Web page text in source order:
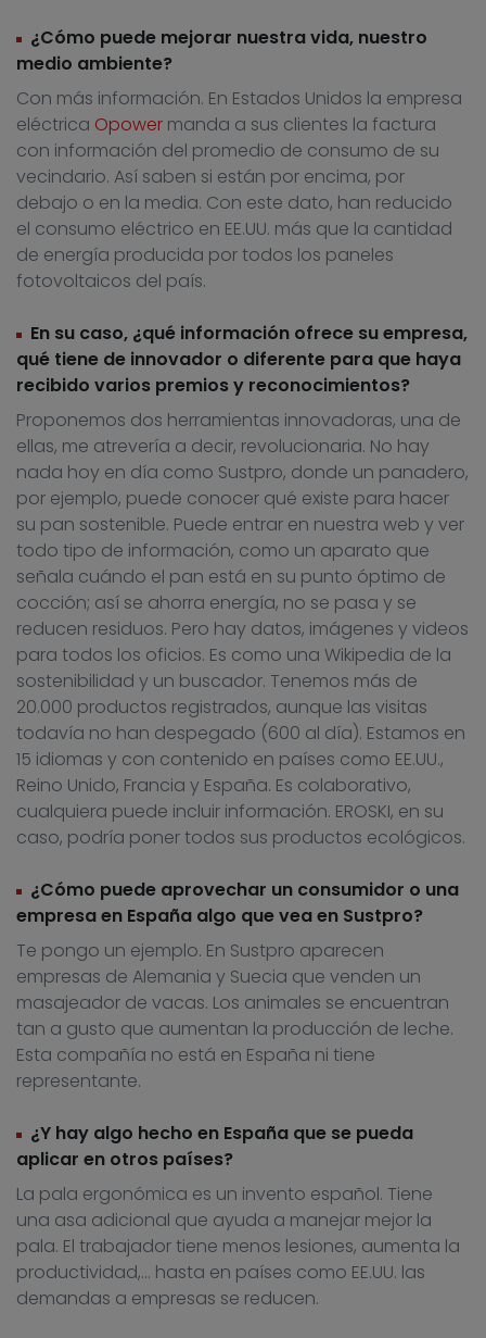
¿Cómo puede mejorar nuestra vida, nuestro
medio ambiente?
Con más información. En Estados Unidos la empresa
eléctrica Opower manda a sus clientes la factura
con información del promedio de consumo de su
vecindario. Así saben si están por encima, por
debajo o en la media. Con este dato, han reducido
el consumo eléctrico en EE.UU. más que la cantidad
de energía producida por todos los paneles
fotovoltaicos del país.
En su caso, ¿qué información ofrece su empresa,
qué tiene de innovador o diferente para que haya
recibido varios premios y reconocimientos?
Proponemos dos herramientas innovadoras, una de
ellas, me atrevería a decir, revolucionaria. No hay
nada hoy en día como Sustpro, donde un panadero,
por ejemplo, puede conocer qué existe para hacer
su pan sostenible. Puede entrar en nuestra web y ver
todo tipo de información, como un aparato que
señala cuándo el pan está en su punto óptimo de
cocción; así se ahorra energía, no se pasa y se
reducen residuos. Pero hay datos, imágenes y videos
para todos los oficios. Es como una Wikipedia de la
sostenibilidad y un buscador. Tenemos más de
20.000 productos registrados, aunque las visitas
todavía no han despegado (600 al día). Estamos en
15 idiomas y con contenido en países como EE.UU.,
Reino Unido, Francia y España. Es colaborativo,
cualquiera puede incluir información. EROSKI, en su
caso, podría poner todos sus productos ecológicos.
¿Cómo puede aprovechar un consumidor o una
empresa en España algo que vea en Sustpro?
Te pongo un ejemplo. En Sustpro aparecen
empresas de Alemania y Suecia que venden un
masajeador de vacas. Los animales se encuentran
tan a gusto que aumentan la producción de leche.
Esta compañía no está en España ni tiene
representante.
¿Y hay algo hecho en España que se pueda
aplicar en otros países?
La pala ergonómica es un invento español. Tiene
una asa adicional que ayuda a manejar mejor la
pala. El trabajador tiene menos lesiones, aumenta la
productividad,… hasta en países como EE.UU. las
demandas a empresas se reducen.